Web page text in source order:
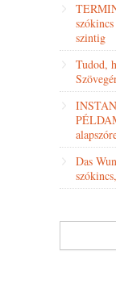
szintig
Tudod,
Das